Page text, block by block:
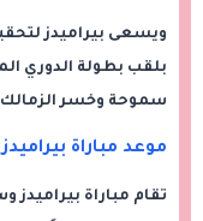
ويسعى بيراميدز
بلقب بطولة الدوري
سموحة وخسر الزمالك
موعد مباراة